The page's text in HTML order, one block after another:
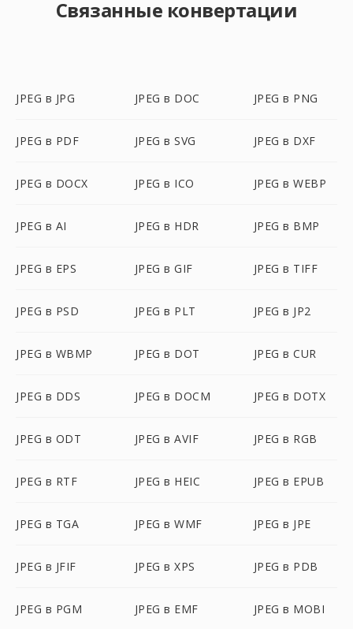
Связанные конвертации
JPEG в JPG JPEG в DOC JPEG в PNG
JPEG в PDF JPEG в SVG JPEG в DXF
JPEG в DOCX JPEG в ICO JPEG в WEBP
JPEG в AI JPEG в HDR JPEG в BMP
JPEG в EPS JPEG в GIF JPEG в TIFF
JPEG в PSD JPEG в PLT JPEG в JP2
JPEG в WBMP JPEG в DOT JPEG в CUR
JPEG в DDS JPEG в DOCM JPEG в DOTX
JPEG в ODT JPEG в AVIF JPEG в RGB
JPEG в RTF JPEG в HEIC JPEG в EPUB
JPEG в TGA JPEG в WMF JPEG в JPE
JPEG в JFIF JPEG в XPS JPEG в PDB
JPEG в PGM JPEG в EMF JPEG в MOBI